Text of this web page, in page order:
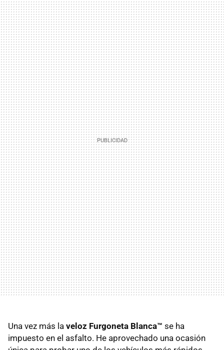
Una vez más la veloz Furgoneta Blanca™ se ha
impuesto en el asfalto. He aprovechado una ocasión